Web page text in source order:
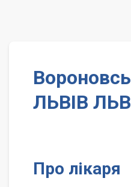
ЛЬВІВ
Про лікаря